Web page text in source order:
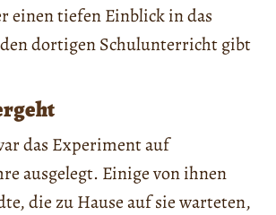
einen tiefen Einblick in das
dortigen Schulunterricht gibt
das Experiment auf
ausgelegt. Einige von ihnen
die zu Hause auf sie warteten,